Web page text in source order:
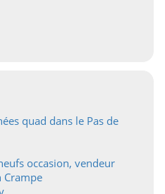
quad dans le Pas de
occasion, vendeur
Crampe